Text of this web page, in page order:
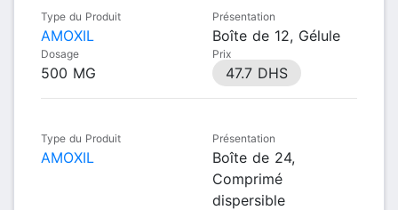
Type du Produit
AMOXIL
Présentation
Boîte de 12, Gélule
Dosage
500 MG
Prix
47.7 DHS
Type du Produit
AMOXIL
Présentation
Boîte de 24,
Comprimé
dispersible